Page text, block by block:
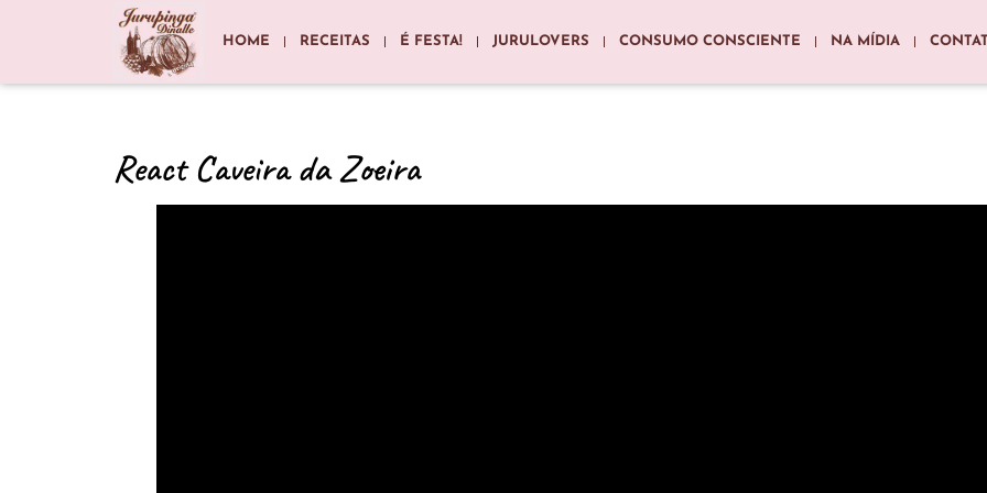
HOME RECEITAS É FESTA! JURULOVERS CONSUMO CONSCIENTE NA MÍDIA
React Caveira da Zoeira